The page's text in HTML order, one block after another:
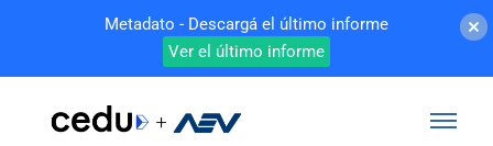
Metadato - Descargá el último informe
Ver el último informe